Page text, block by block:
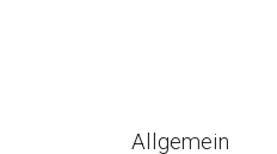
Allgemein